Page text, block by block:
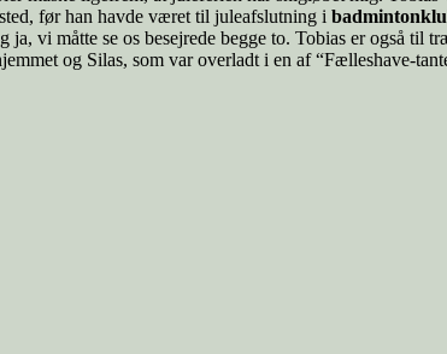
før han havde været til juleafslutning i
vi måtte se os besejrede begge to. Tobias er også til
og Silas, som var overladt i en af “Fælleshave-